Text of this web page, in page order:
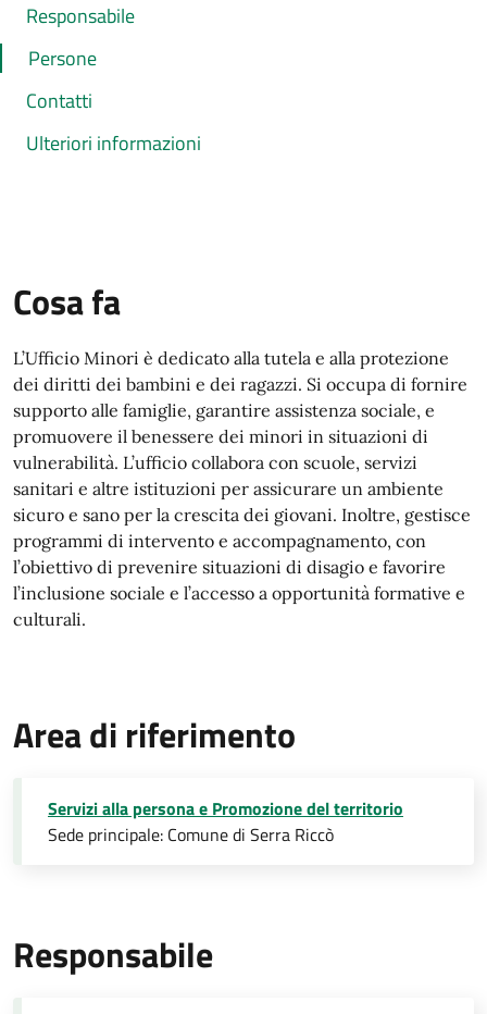
Responsabile
Persone
Contatti
Ulteriori informazioni
Cosa fa
L’Ufficio Minori è dedicato alla tutela e alla protezione
dei diritti dei bambini e dei ragazzi. Si occupa di fornire
supporto alle famiglie, garantire assistenza sociale, e
promuovere il benessere dei minori in situazioni di
vulnerabilità. L’ufficio collabora con scuole, servizi
sanitari e altre istituzioni per assicurare un ambiente
sicuro e sano per la crescita dei giovani. Inoltre, gestisce
programmi di intervento e accompagnamento, con
l’obiettivo di prevenire situazioni di disagio e favorire
l’inclusione sociale e l’accesso a opportunità formative e
culturali.
Area di riferimento
Servizi alla persona e Promozione del territorio
Sede principale: Comune di Serra Riccò
Responsabile